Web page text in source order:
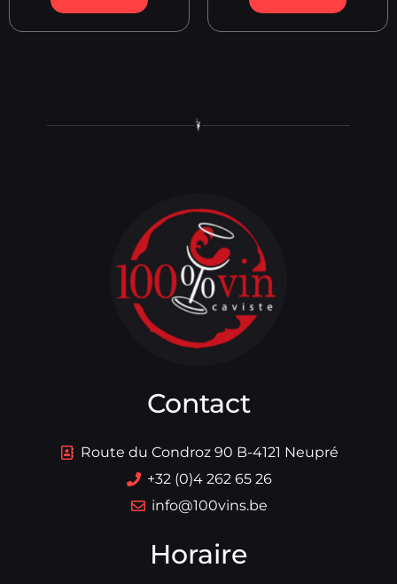
Contact
Route du Condroz 90 B-4121 Neupré
+32 (0)4 262 65 26
info@100vins.be
Horaire